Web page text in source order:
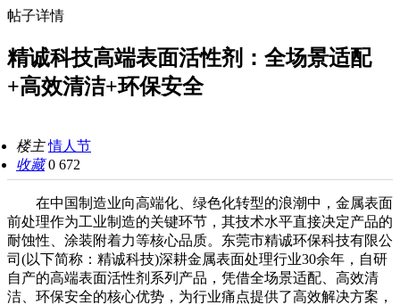
帖子详情
精诚科技高端表面活性剂：全场景适配
+高效清洁+环保安全
楼主情人节
收藏 0 672
在中国制造业向高端化、绿色化转型的浪潮中，金属表面
前处理作为工业制造的关键环节，其技术水平直接决定产品的
耐蚀性、涂装附着力等核心品质。东莞市精诚环保科技有限公
司(以下简称：精诚科技)深耕金属表面处理行业30余年，自研
自产的高端表面活性剂系列产品，凭借全场景适配、高效清
洁、环保安全的核心优势，为行业痛点提供了高效解决方案，